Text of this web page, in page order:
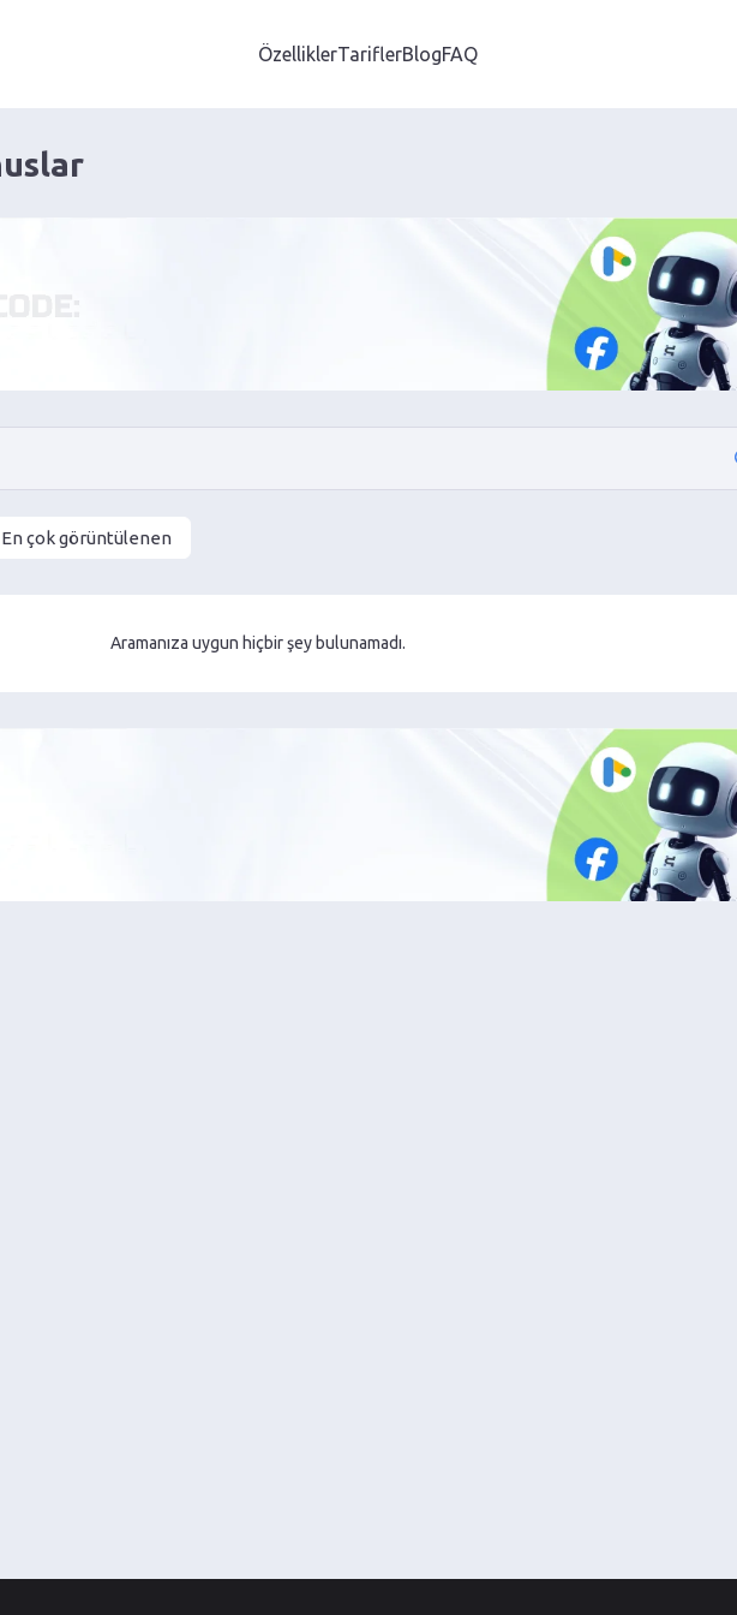
ÖzelliklerTariflerBlogFAQ
En çok görüntülenen
Aramanıza uygun hiçbir şey bulunamadı.